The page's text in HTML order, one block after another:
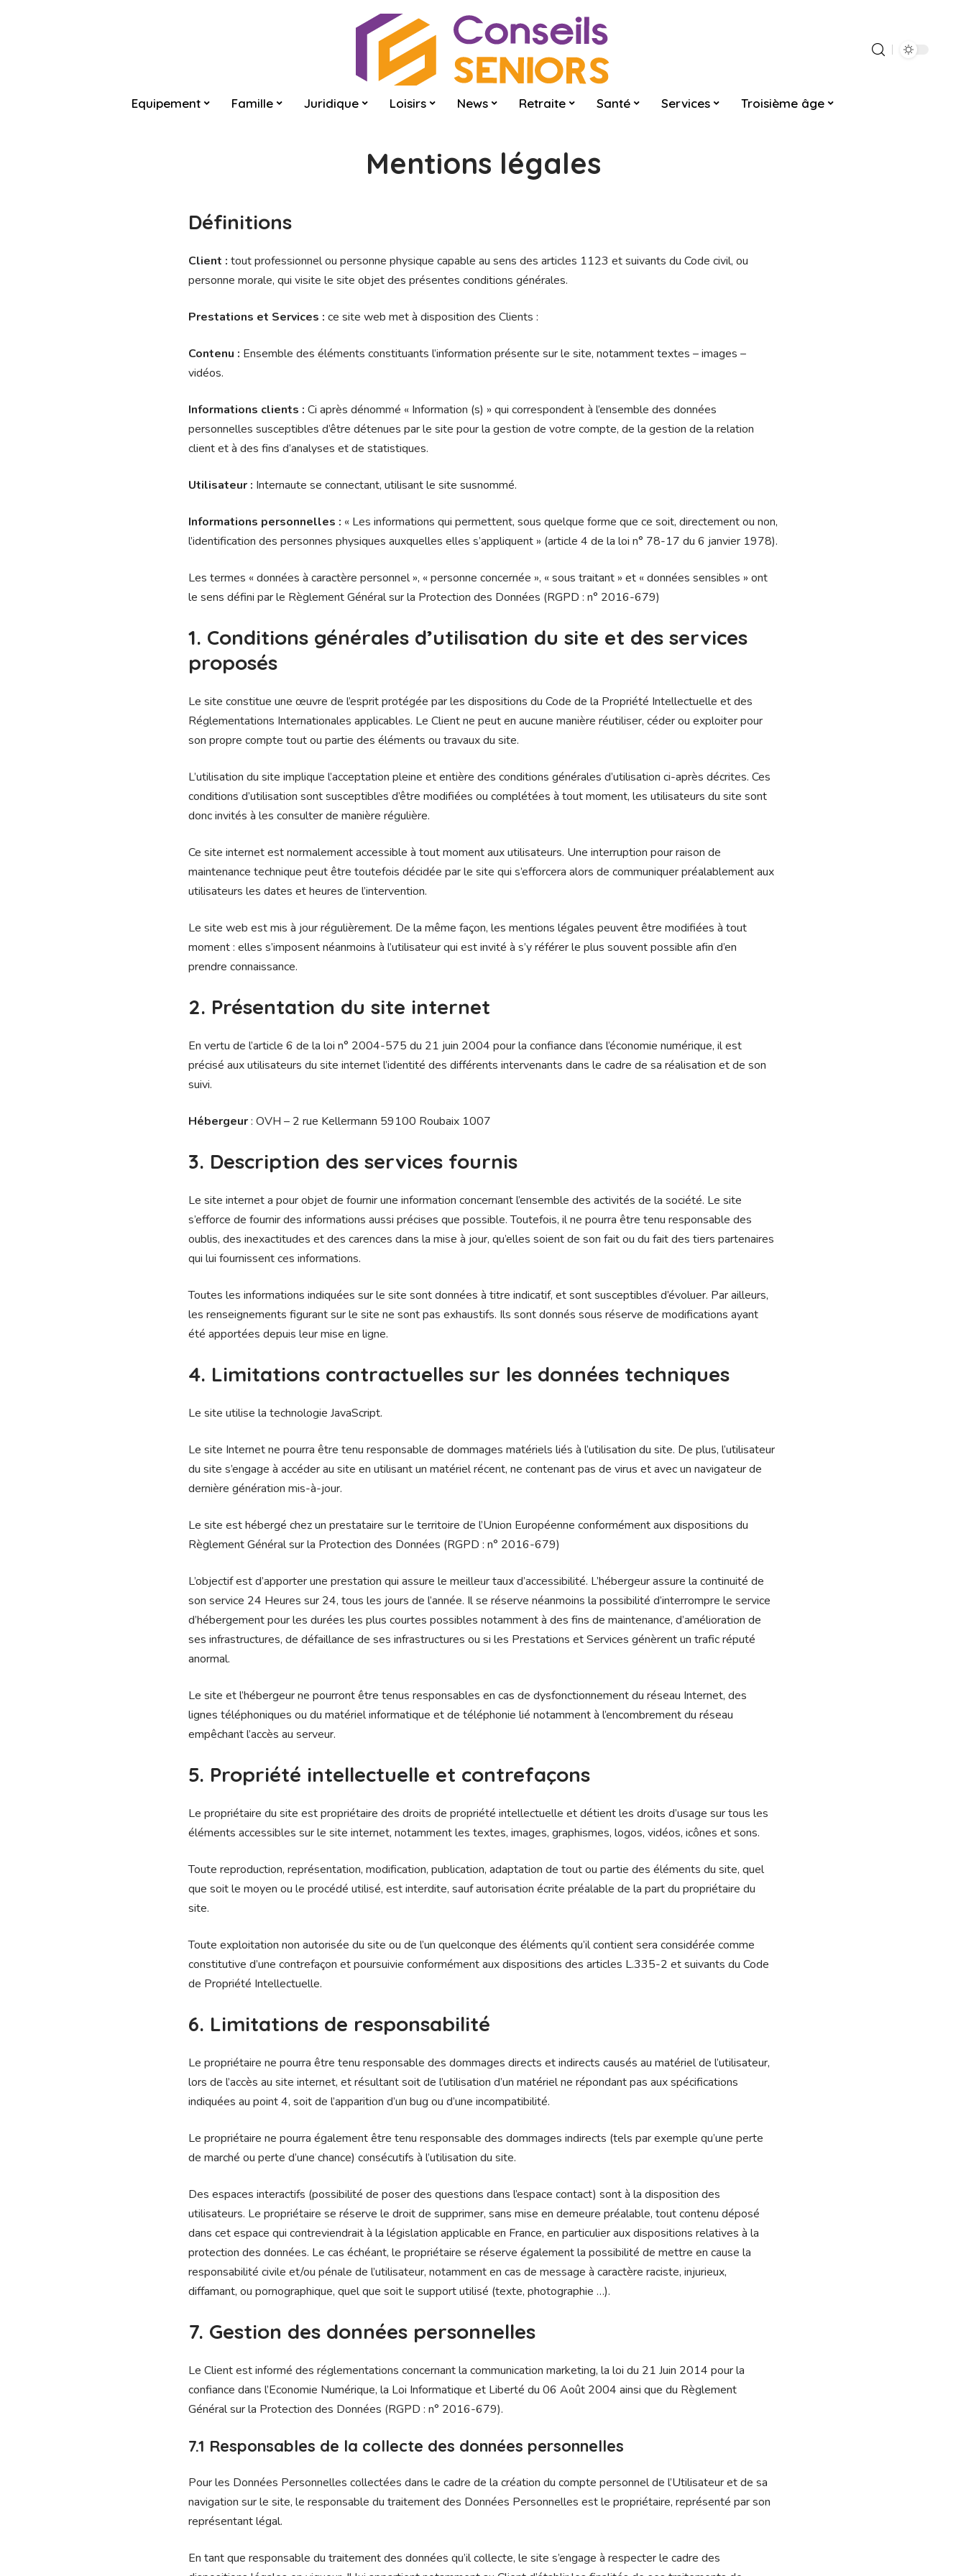
Equipement Famille Juridique Loisirs News Retraite Santé Services Troisième âge
Mentions légales
Définitions
Client : tout professionnel ou personne physique capable au sens des articles 1123 et suivants du Code civil, ou
personne morale, qui visite le site objet des présentes conditions générales.
Prestations et Services : ce site web met à disposition des Clients :
Contenu : Ensemble des éléments constituants l’information présente sur le site, notamment textes – images –
vidéos.
Informations clients : Ci après dénommé « Information (s) » qui correspondent à l’ensemble des données
personnelles susceptibles d’être détenues par le site pour la gestion de votre compte, de la gestion de la relation
client et à des fins d’analyses et de statistiques.
Utilisateur : Internaute se connectant, utilisant le site susnommé.
Informations personnelles : « Les informations qui permettent, sous quelque forme que ce soit, directement ou non,
l’identification des personnes physiques auxquelles elles s’appliquent » (article 4 de la loi n° 78-17 du 6 janvier 1978).
Les termes « données à caractère personnel », « personne concernée », « sous traitant » et « données sensibles » ont
le sens défini par le Règlement Général sur la Protection des Données (RGPD : n° 2016-679)
1. Conditions générales d’utilisation du site et des services
proposés
Le site constitue une œuvre de l’esprit protégée par les dispositions du Code de la Propriété Intellectuelle et des
Réglementations Internationales applicables. Le Client ne peut en aucune manière réutiliser, céder ou exploiter pour
son propre compte tout ou partie des éléments ou travaux du site.
L’utilisation du site implique l’acceptation pleine et entière des conditions générales d’utilisation ci-après décrites. Ces
conditions d’utilisation sont susceptibles d’être modifiées ou complétées à tout moment, les utilisateurs du site sont
donc invités à les consulter de manière régulière.
Ce site internet est normalement accessible à tout moment aux utilisateurs. Une interruption pour raison de
maintenance technique peut être toutefois décidée par le site qui s’efforcera alors de communiquer préalablement aux
utilisateurs les dates et heures de l’intervention.
Le site web est mis à jour régulièrement. De la même façon, les mentions légales peuvent être modifiées à tout
moment : elles s’imposent néanmoins à l’utilisateur qui est invité à s’y référer le plus souvent possible afin d’en
prendre connaissance.
2. Présentation du site internet
En vertu de l’article 6 de la loi n° 2004-575 du 21 juin 2004 pour la confiance dans l’économie numérique, il est
précisé aux utilisateurs du site internet l’identité des différents intervenants dans le cadre de sa réalisation et de son
suivi.
Hébergeur: OVH – 2 rue Kellermann 59100 Roubaix 1007
3. Description des services fournis
Le site internet a pour objet de fournir une information concernant l’ensemble des activités de la société. Le site
s’efforce de fournir des informations aussi précises que possible. Toutefois, il ne pourra être tenu responsable des
oublis, des inexactitudes et des carences dans la mise à jour, qu’elles soient de son fait ou du fait des tiers partenaires
qui lui fournissent ces informations.
Toutes les informations indiquées sur le site sont données à titre indicatif, et sont susceptibles d’évoluer. Par ailleurs,
les renseignements figurant sur le site ne sont pas exhaustifs. Ils sont donnés sous réserve de modifications ayant
été apportées depuis leur mise en ligne.
4. Limitations contractuelles sur les données techniques
Le site utilise la technologie JavaScript.
Le site Internet ne pourra être tenu responsable de dommages matériels liés à l’utilisation du site. De plus, l’utilisateur
du site s’engage à accéder au site en utilisant un matériel récent, ne contenant pas de virus et avec un navigateur de
dernière génération mis-à-jour.
Le site est hébergé chez un prestataire sur le territoire de l’Union Européenne conformément aux dispositions du
Règlement Général sur la Protection des Données (RGPD : n° 2016-679)
L’objectif est d’apporter une prestation qui assure le meilleur taux d’accessibilité. L’hébergeur assure la continuité de
son service 24 Heures sur 24, tous les jours de l’année. Il se réserve néanmoins la possibilité d’interrompre le service
d’hébergement pour les durées les plus courtes possibles notamment à des fins de maintenance, d’amélioration de
ses infrastructures, de défaillance de ses infrastructures ou si les Prestations et Services génèrent un trafic réputé
anormal.
Le site et l’hébergeur ne pourront être tenus responsables en cas de dysfonctionnement du réseau Internet, des
lignes téléphoniques ou du matériel informatique et de téléphonie lié notamment à l’encombrement du réseau
empêchant l’accès au serveur.
5. Propriété intellectuelle et contrefaçons
Le propriétaire du site est propriétaire des droits de propriété intellectuelle et détient les droits d’usage sur tous les
éléments accessibles sur le site internet, notamment les textes, images, graphismes, logos, vidéos, icônes et sons.
Toute reproduction, représentation, modification, publication, adaptation de tout ou partie des éléments du site, quel
que soit le moyen ou le procédé utilisé, est interdite, sauf autorisation écrite préalable de la part du propriétaire du
site.
Toute exploitation non autorisée du site ou de l’un quelconque des éléments qu’il contient sera considérée comme
constitutive d’une contrefaçon et poursuivie conformément aux dispositions des articles L.335-2 et suivants du Code
de Propriété Intellectuelle.
6. Limitations de responsabilité
Le propriétaire ne pourra être tenu responsable des dommages directs et indirects causés au matériel de l’utilisateur,
lors de l’accès au site internet, et résultant soit de l’utilisation d’un matériel ne répondant pas aux spécifications
indiquées au point 4, soit de l’apparition d’un bug ou d’une incompatibilité.
Le propriétaire ne pourra également être tenu responsable des dommages indirects (tels par exemple qu’une perte
de marché ou perte d’une chance) consécutifs à l’utilisation du site.
Des espaces interactifs (possibilité de poser des questions dans l’espace contact) sont à la disposition des
utilisateurs. Le propriétaire se réserve le droit de supprimer, sans mise en demeure préalable, tout contenu déposé
dans cet espace qui contreviendrait à la législation applicable en France, en particulier aux dispositions relatives à la
protection des données. Le cas échéant, le propriétaire se réserve également la possibilité de mettre en cause la
responsabilité civile et/ou pénale de l’utilisateur, notamment en cas de message à caractère raciste, injurieux,
diffamant, ou pornographique, quel que soit le support utilisé (texte, photographie …).
7. Gestion des données personnelles
Le Client est informé des réglementations concernant la communication marketing, la loi du 21 Juin 2014 pour la
confiance dans l’Economie Numérique, la Loi Informatique et Liberté du 06 Août 2004 ainsi que du Règlement
Général sur la Protection des Données (RGPD : n° 2016-679).
7.1 Responsables de la collecte des données personnelles
Pour les Données Personnelles collectées dans le cadre de la création du compte personnel de l’Utilisateur et de sa
navigation sur le site, le responsable du traitement des Données Personnelles est le propriétaire, représenté par son
représentant légal.
En tant que responsable du traitement des données qu’il collecte, le site s’engage à respecter le cadre des